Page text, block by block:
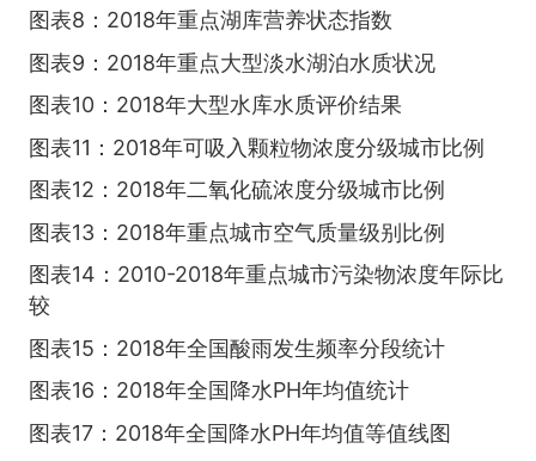
图表8：2018年重点湖库营养状态指数
图表9：2018年重点大型淡水湖泊水质状况
图表10：2018年大型水库水质评价结果
图表11：2018年可吸入颗粒物浓度分级城市比例
图表12：2018年二氧化硫浓度分级城市比例
图表13：2018年重点城市空气质量级别比例
图表14：2010-2018年重点城市污染物浓度年际比
较
图表15：2018年全国酸雨发生频率分段统计
图表16：2018年全国降水PH年均值统计
图表17：2018年全国降水PH年均值等值线图